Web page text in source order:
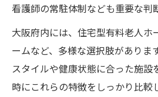
看護師の常駐体制なども重要な判
大阪府内には、住宅型有料老人ホ
ームなど、多様な選択肢がありま
スタイルや健康状態に合った施設
時にこれらの特徴をしっかり比較